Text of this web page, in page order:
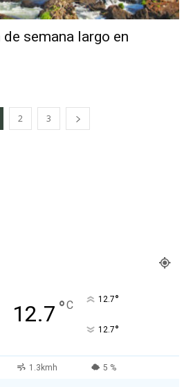
semana largo en
2 3
12.7 °C 12.7°
12.7°
1.3kmh 5 %